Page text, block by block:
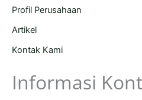
Profil Perusahaan
Artikel
Kontak Kami
Informasi